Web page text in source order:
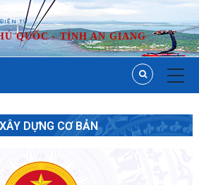
ĐIỆN TỬ
QUỐC - TỈNH AN GIANG
DỰNG CƠ BẢN